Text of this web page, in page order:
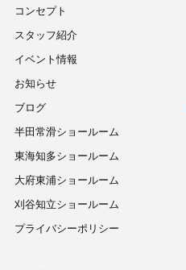
コンセプト
スタッフ紹介
イベント情報
お知らせ
ブログ
半田常滑ショールーム
東海知多ショールーム
大府東浦ショールーム
刈谷知立ショールーム
プライバシーポリシー